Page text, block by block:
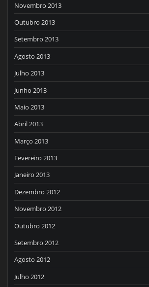
Novembro 2013
Outubro 2013
Setembro 2013
Agosto 2013
Julho 2013
Junho 2013
Maio 2013
Abril 2013
Março 2013
Fevereiro 2013
Janeiro 2013
Dezembro 2012
Novembro 2012
Outubro 2012
Setembro 2012
Agosto 2012
Julho 2012